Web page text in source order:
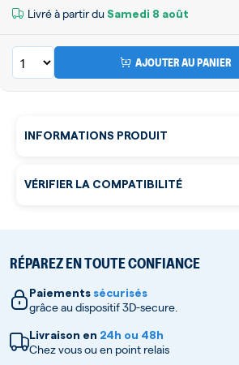
Livré à partir du Samedi 8 août
AJOUTER AU PANIER
INFORMATIONS PRODUIT
RÉPAREZ EN TOUTE CONFIANCE
Paiements sécurisés
grâce au dispositif 3D-secure.
Livraison en 24h ou 48h
Chez vous ou en point relais
VÉRIFIER LA COMPATIBILITÉ